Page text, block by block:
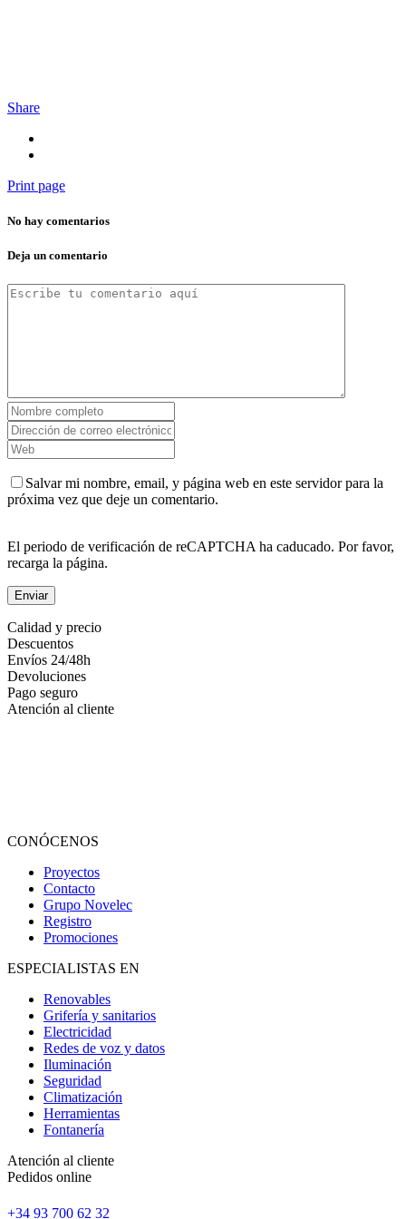
Share
Print page
No hay comentarios
Deja un comentario
Salvar mi nombre, email, y página web en este servidor para la
próxima vez que deje un comentario.
El periodo de verificación de reCAPTCHA ha caducado. Por favor,
recarga la página.
Calidad y precio
Descuentos
Envíos 24/48h
Devoluciones
Pago seguro
Atención al cliente
CONÓCENOS
Proyectos
Contacto
Grupo Novelec
Registro
Promociones
ESPECIALISTAS EN
Renovables
Grifería y sanitarios
Electricidad
Redes de voz y datos
Iluminación
Seguridad
Climatización
Herramientas
Fontanería
Atención al cliente
Pedidos online
+34 93 700 62 32